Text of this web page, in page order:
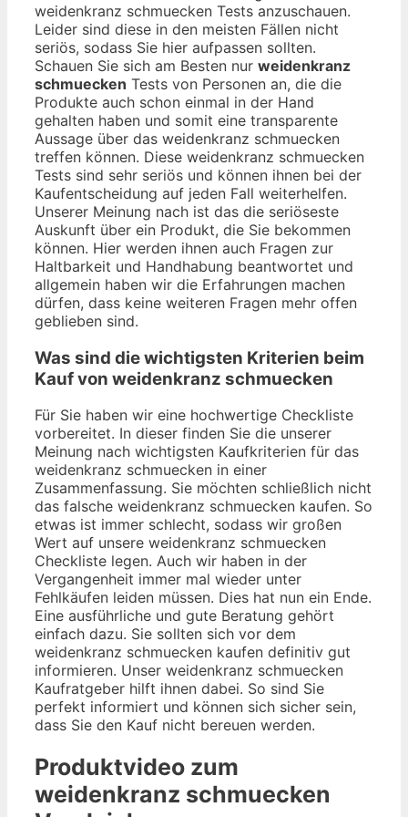
weidenkranz schmuecken Tests anzuschauen.
Leider sind diese in den meisten Fällen nicht
seriös, sodass Sie hier aufpassen sollten.
Schauen Sie sich am Besten nur weidenkranz
schmuecken Tests von Personen an, die die
Produkte auch schon einmal in der Hand
gehalten haben und somit eine transparente
Aussage über das weidenkranz schmuecken
treffen können. Diese weidenkranz schmuecken
Tests sind sehr seriös und können ihnen bei der
Kaufentscheidung auf jeden Fall weiterhelfen.
Unserer Meinung nach ist das die seriöseste
Auskunft über ein Produkt, die Sie bekommen
können. Hier werden ihnen auch Fragen zur
Haltbarkeit und Handhabung beantwortet und
allgemein haben wir die Erfahrungen machen
dürfen, dass keine weiteren Fragen mehr offen
geblieben sind.
Was sind die wichtigsten Kriterien beim
Kauf von weidenkranz schmuecken
Für Sie haben wir eine hochwertige Checkliste
vorbereitet. In dieser finden Sie die unserer
Meinung nach wichtigsten Kaufkriterien für das
weidenkranz schmuecken in einer
Zusammenfassung. Sie möchten schließlich nicht
das falsche weidenkranz schmuecken kaufen. So
etwas ist immer schlecht, sodass wir großen
Wert auf unsere weidenkranz schmuecken
Checkliste legen. Auch wir haben in der
Vergangenheit immer mal wieder unter
Fehlkäufen leiden müssen. Dies hat nun ein Ende.
Eine ausführliche und gute Beratung gehört
einfach dazu. Sie sollten sich vor dem
weidenkranz schmuecken kaufen definitiv gut
informieren. Unser weidenkranz schmuecken
Kaufratgeber hilft ihnen dabei. So sind Sie
perfekt informiert und können sich sicher sein,
dass Sie den Kauf nicht bereuen werden.
Produktvideo zum
weidenkranz schmuecken